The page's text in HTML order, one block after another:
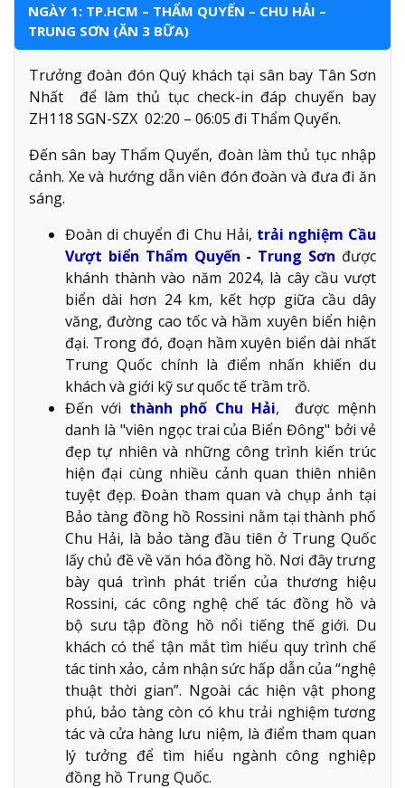
NGÀY 1: TP.HCM – THẨM QUYẾN – CHU HẢI –
TRUNG SƠN (ĂN 3 BỮA)
Trưởng đoàn đón Quý khách tại sân bay Tân Sơn
Nhất để làm thủ tục check-in đáp chuyến bay
ZH118 SGN-SZX 02:20 – 06:05 đi Thẩm Quyến.
Đến sân bay Thẩm Quyến, đoàn làm thủ tục nhập
cảnh. Xe và hướng dẫn viên đón đoàn và đưa đi ăn
sáng.
Đoàn di chuyển đi Chu Hải, trải nghiệm Cầu
Vượt biển Thẩm Quyến - Trung Sơn được
khánh thành vào năm 2024, là cây cầu vượt
biển dài hơn 24 km, kết hợp giữa cầu dây
văng, đường cao tốc và hầm xuyên biển hiện
đại. Trong đó, đoạn hầm xuyên biển dài nhất
Trung Quốc chính là điểm nhấn khiến du
khách và giới kỹ sư quốc tế trầm trồ.
Đến với thành phố Chu Hải, được mệnh
danh là "viên ngọc trai của Biển Đông" bởi vẻ
đẹp tự nhiên và những công trình kiến trúc
hiện đại cùng nhiều cảnh quan thiên nhiên
tuyệt đẹp. Đoàn tham quan và chụp ảnh tại
Bảo tàng đồng hồ Rossini nằm tại thành phố
Chu Hải, là bảo tàng đầu tiên ở Trung Quốc
lấy chủ đề về văn hóa đồng hồ. Nơi đây trưng
bày quá trình phát triển của thương hiệu
Rossini, các công nghệ chế tác đồng hồ và
bộ sưu tập đồng hồ nổi tiếng thế giới. Du
khách có thể tận mắt tìm hiểu quy trình chế
tác tinh xảo, cảm nhận sức hấp dẫn của “nghệ
thuật thời gian”. Ngoài các hiện vật phong
phú, bảo tàng còn có khu trải nghiệm tương
tác và cửa hàng lưu niệm, là điểm tham quan
lý tưởng để tìm hiểu ngành công nghiệp
đồng hồ Trung Quốc.